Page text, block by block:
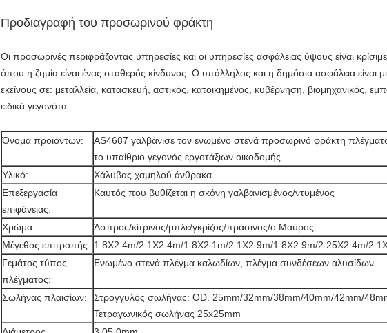
Προδιαγραφή του προσωρινού φράκτη
Οι προσωρινές περιφράζοντας υπηρεσίες και οι υπηρεσίες ασφάλειας ύψους είναι
όπου η ζημία είναι ένας σταθερός κίνδυνος. Ο υπάλληλος και η δημόσια ασφάλεια είναι
εκείνους σε: μεταλλεία, κατασκευή, αστικός, κατοικημένος, κυβέρνηση, βιομηχανικός,
ειδικά γεγονότα.
Όνομα προϊόντων:
AS4687 γαλβάνισε τον ενωμένο στενά προσωρινό φράκτη
το υπαίθριο γεγονός εργοτάξιων οικοδομής
Υλικό:
Χάλυβας χαμηλού άνθρακα
Επεξεργασία
επιφάνειας:
Καυτός που βυθίζεται η σκόνη γαλβανισμένος/ντυμένος
Χρώμα:
Άσπρος/κίτρινος/μπλε/γκρίζος/πράσινος/ο Μαύρος
Μέγεθος επιτροπής: 1.8X2.4m/2.1X2.4m/1.8X2.1m/2.1X2.9m/1.8X2.9m/2.25X2.4m/
Γεμάτος τύπος
πλέγματος:
Ενωμένο στενά πλέγμα καλωδίων, πλέγμα συνδέσεων αλυσίδων
Σωλήνας πλαισίων:
Στρογγυλός σωλήνας: OD. 25mm/32mm/38mm/40mm/42mm/
Τετραγωνικός σωλήνας 25x25mm